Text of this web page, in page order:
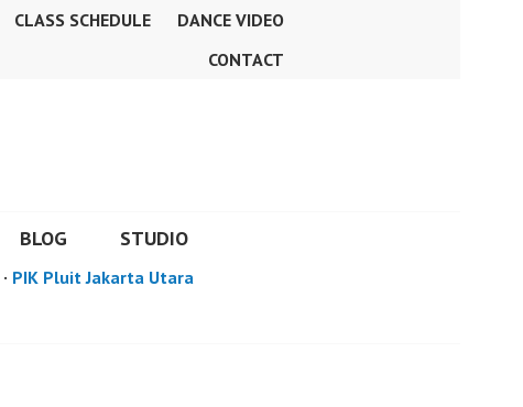
CLASS SCHEDULE
DANCE VIDEO
CONTACT
BLOG STUDIO
· PIK Pluit Jakarta Utara